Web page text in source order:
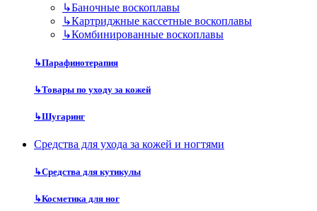
↳Баночные воскоплавы
↳Картриджные кассетные воскоплавы
↳Комбинированные воскоплавы
↳Парафинотерапия
↳Товары по уходу за кожей
↳Шугаринг
Средства для ухода за кожей и ногтями
↳Средства для кутикулы
↳Косметика для ног